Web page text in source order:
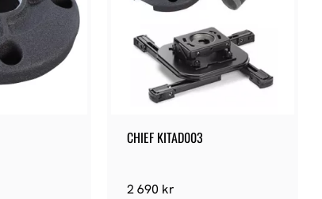
CHIEF KITAD003
2 690 kr